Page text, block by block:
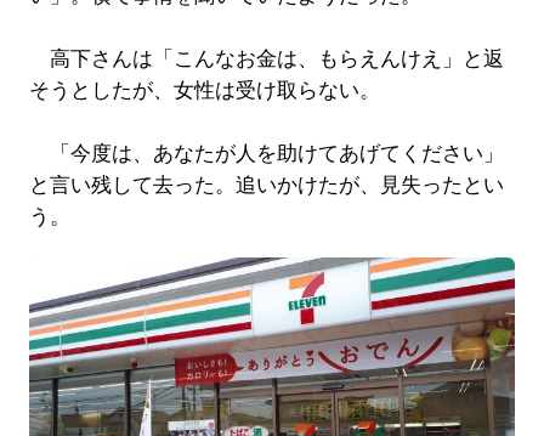
高下さんは「こんなお金は、もらえんけえ」と返
そうとしたが、女性は受け取らない。
「今度は、あなたが人を助けてあげてください」
と言い残して去った。追いかけたが、見失ったとい
う。